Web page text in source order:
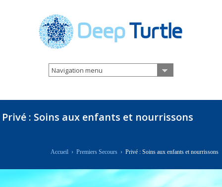
Navigation menu
Privé : Soins aux enfants et nourrissons
Accueil› Premiers Secours› Privé : Soins aux enfants et nourrissons